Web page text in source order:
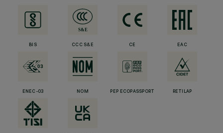
BIS CCC S&E CE EAC
ENEC-03 NOM PEP ECOPASSPORT RETILAP